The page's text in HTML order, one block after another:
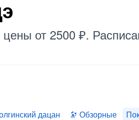
от 2500 ₽.
дацан Обзорные